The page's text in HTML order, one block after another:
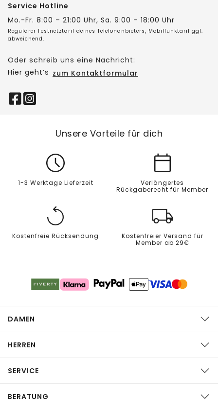
Service Hotline
Mo.-Fr. 8:00 – 21:00 Uhr, Sa. 9:00 – 18:00 Uhr
Regulärer Festnetztarif deines Telefonanbieters, Mobilfunktarif ggf.
abweichend.
Oder schreib uns eine Nachricht:
Hier geht’s zum Kontaktformular
Unsere Vorteile für dich
1-3 Werktage Lieferzeit
Verlängertes
Rückgaberecht für Member
Kostenfreie Rücksendung
Kostenfreier Versand für
Member ab 29€
DAMEN
HERREN
SERVICE
BERATUNG